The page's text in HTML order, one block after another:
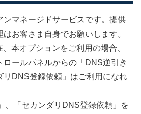
ンマネージドサービスです。提供
お客さま自身でお願いします。
本オプションをご利用の場合、
ロールパネルからの「DNS逆引き
リDNS登録依頼」はご利用になれ
、「セカンダリDNS登録依頼」を